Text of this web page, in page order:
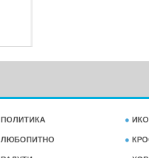
ПОЛИТИКА
ЛЮБОПИТНО